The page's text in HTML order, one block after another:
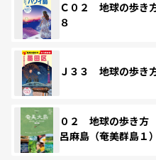
Ｃ０２ 地球の歩き
８
Ｊ３３ 地球の歩き
０２ 地球の歩き
呂麻島（奄美群島